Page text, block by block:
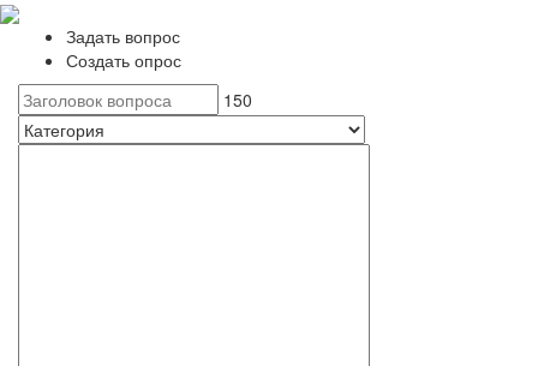
Задать вопрос
Создать опрос
150